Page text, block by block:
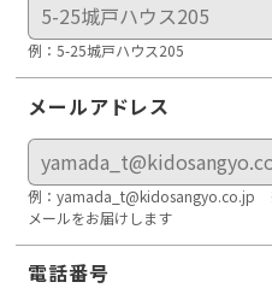
例：5-25城戸ハウス205
メールアドレス
例：yamada_t@kidosangyo.co.jp
メールをお届けします
電話番号